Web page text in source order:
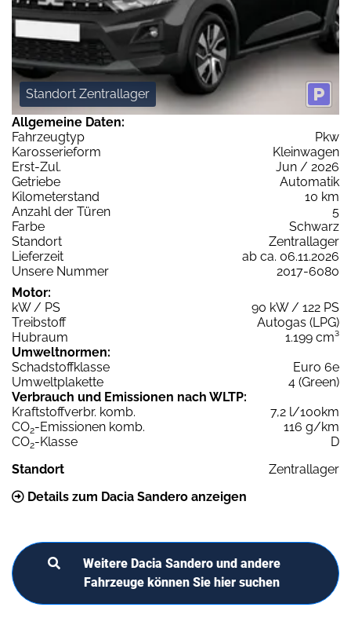
Standort Zentrallager
Allgemeine Daten:
Fahrzeugtyp
Pkw
Karosserieform
Kleinwagen
Erst-Zul.
Jun / 2026
Getriebe
Automatik
Kilometerstand
10 km
Anzahl der Türen
5
Farbe
Schwarz
Standort
Zentrallager
Lieferzeit
ab ca. 06.11.2026
Unsere Nummer
2017-6080
Motor:
kW / PS
90 kW / 122 PS
Treibstoff
Autogas (LPG)
Hubraum
1.199 cm³
Umweltnormen:
Schadstoffklasse
Euro 6e
Umweltplakette
4 (Green)
Verbrauch und Emissionen nach WLTP:
Kraftstoffverbr. komb.
7,2 l/100km
CO2-Emissionen komb.
116 g/km
CO2-Klasse
D
Standort
Zentrallager
Details zum Dacia Sandero anzeigen
Weitere Dacia Sandero und andere
Fahrzeuge können Sie hier suchen